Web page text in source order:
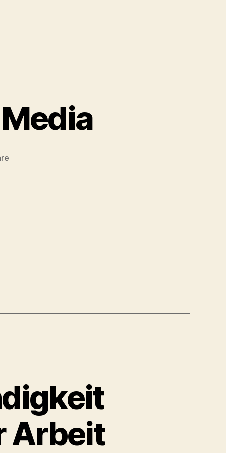
zu
Arbeit